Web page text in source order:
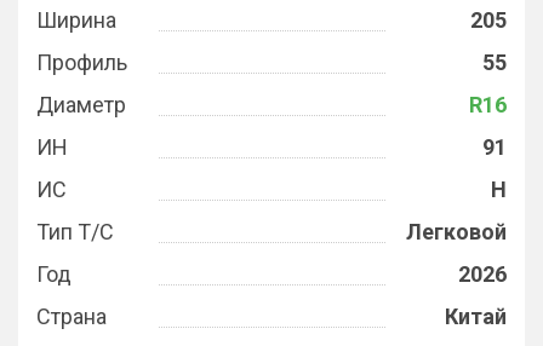
Ширина
205
Профиль
55
Диаметр
R16
ИН
91
ИС
H
Тип Т/С
Легковой
Год
2026
Страна
Китай